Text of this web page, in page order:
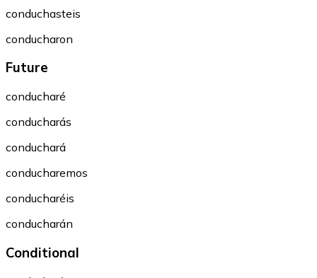
conduchasteis
conducharon
Future
conducharé
conducharás
conduchará
conducharemos
conducharéis
conducharán
Conditional